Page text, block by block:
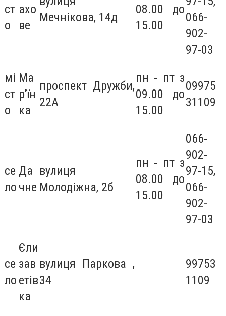
ст
о
ахо
ве
Мечнікова, 14д
08.00 до
15.00
066-
902-
97-03
мі
ст
о
Ма
р'їн
ка
проспект Дружби,
22А
пн - пт з
09.00 до
15.00
09975
31109
се
ло
Да
чне
вулиця
Молодіжна, 2б
пн - пт з
08.00 до
15.00
066-
902-
97-15,
066-
902-
97-03
се
ло
Єли
зав
етів
ка
вулиця Паркова ,
34
99753
1109